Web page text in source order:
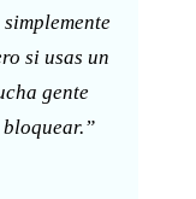
si usas un
gente